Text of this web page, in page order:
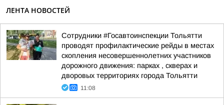
ЛЕНТА НОВОСТЕЙ
Сотрудники #Госавтоинспекции Тольятти
проводят профилактические рейды в местах
скопления несовершеннолетних участников
дорожного движения: парках , скверах и
дворовых территориях города Тольятти
11:08